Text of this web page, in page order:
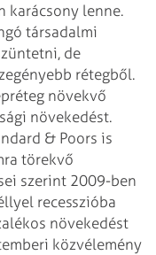
karácsony lenne.
társadalmi
de
rétegből.
növekvő
növekedést.
& Poors is
törekvő
szerint 2009-ben
recesszióba
növekedést
közvélemény